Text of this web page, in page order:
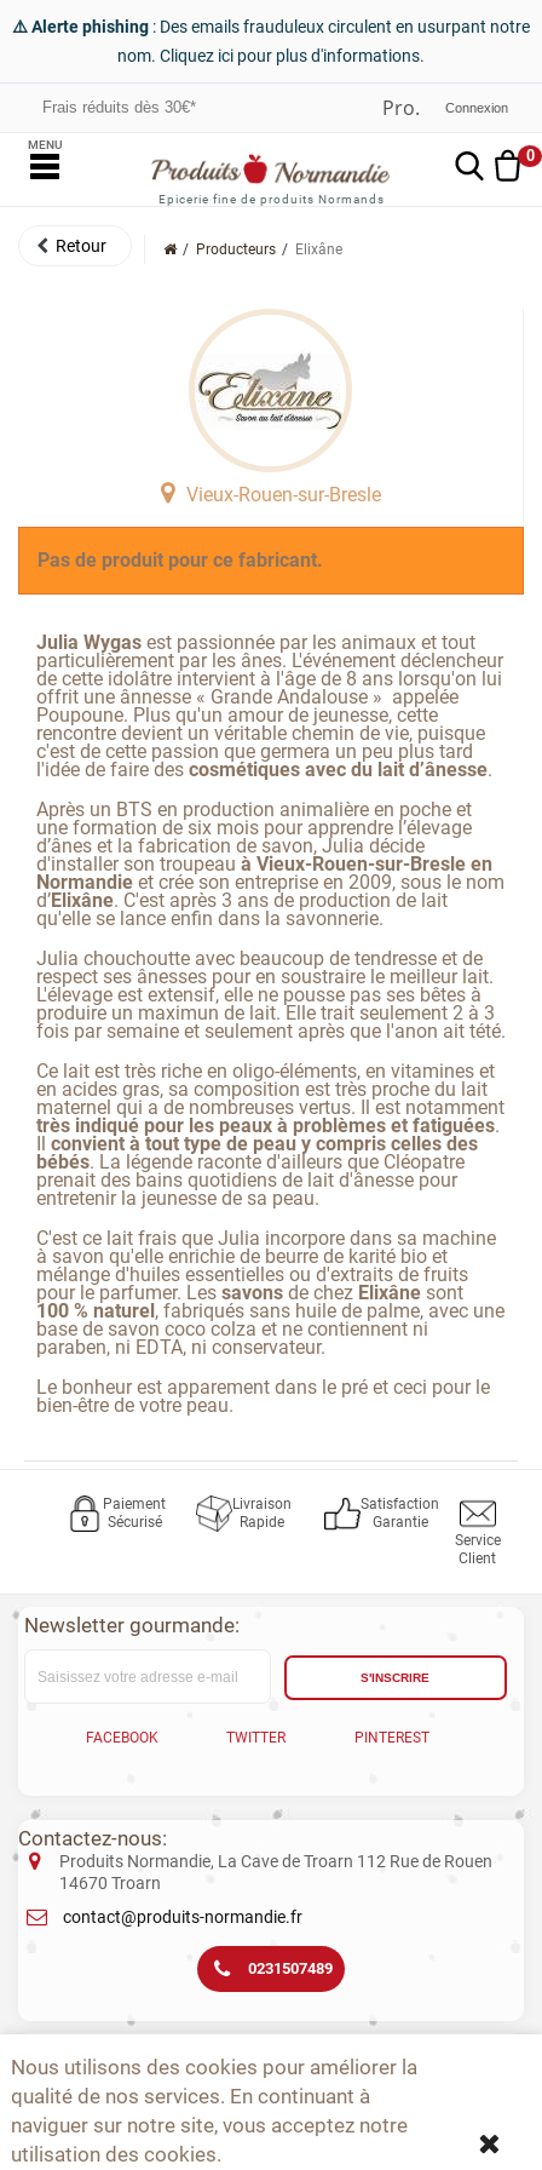
⚠️ Alerte phishing : Des emails frauduleux circulent en usurpant notre
nom. Cliquez ici pour plus d'informations.
Frais réduits dès 30€* Connexion
Epicerie fine de produits Normands
0
MENU
Producteurs Elixâne
Vieux-Rouen-sur-Bresle
Pas de produit pour ce fabricant.
Julia Wygas est passionnée par les animaux et tout
particulièrement par les ânes. L'événement déclencheur
de cette idolâtre intervient à l'âge de 8 ans lorsqu'on lui
offrit une ânnesse « Grande Andalouse » appelée
Poupoune. Plus qu'un amour de jeunesse, cette
rencontre devient un véritable chemin de vie, puisque
c'est de cette passion que germera un peu plus tard
l'idée de faire des cosmétiques avec du lait d’ânesse.
Après un BTS en production animalière en poche et
une formation de six mois pour apprendre l’élevage
d’ânes et la fabrication de savon, Julia décide
d'installer son troupeau à Vieux-Rouen-sur-Bresle en
Normandie et crée son entreprise en 2009, sous le nom
d’Elixâne. C'est après 3 ans de production de lait
qu'elle se lance enfin dans la savonnerie.
Julia chouchoutte avec beaucoup de tendresse et de
respect ses ânesses pour en soustraire le meilleur lait.
L'élevage est extensif, elle ne pousse pas ses bêtes à
produire un maximun de lait. Elle trait seulement 2 à 3
fois par semaine et seulement après que l'anon ait tété.
Ce lait est très riche en oligo-éléments, en vitamines et
en acides gras, sa composition est très proche du lait
maternel qui a de nombreuses vertus.
Il est notamment
très indiqué pour les peaux à problèmes et fatiguées.
convient à tout type de peau y compris celles des
bébés. La légende raconte d'ailleurs que Cléopatre
prenait des bains quotidiens de lait d'ânesse pour
entretenir la jeunesse de sa peau.
C'est ce lait frais que Julia incorpore dans sa machine
à savon qu'elle enrichie de beurre de karité bio et
mélange d'huiles essentielles ou d'extraits de fruits
pour le parfumer. Les savons de chez Elixâne sont
100 % naturel , fabriqués sans huile de palme, avec une
base de savon coco colza et ne contiennent ni
paraben, ni EDTA, ni conservateur.
Le bonheur est apparement dans le pré et ceci pour le
bien-être de votre peau.
Paiement
Sécurisé
Livraison
Rapide
Satisfaction
Garantie
Service
Client
Newsletter gourmande:
S'INSCRIRE
FACEBOOK TWITTER PINTEREST
Contactez-nous:
Produits Normandie, La Cave de Troarn 112 Rue de Rouen
14670 Troarn
contact@produits-normandie.fr
0231507489
Nous utilisons des cookies pour améliorer la
qualité de nos services. En continuant à
naviguer sur notre site, vous acceptez notre
utilisation des cookies.
pour la santé. La consommation de boissons alcoolisées pendant la
grossesse, même en faible quantité, peut avoir des conséquences
graves sur la santé de l’enfant.
A PROPOS - CONTACTEZ-NOUS - NOUVEAUTÉS -